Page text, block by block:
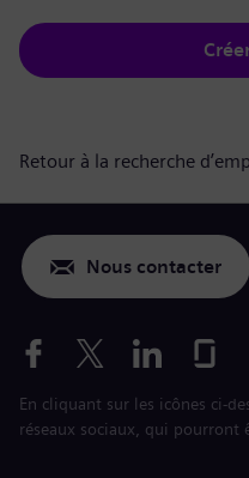
Retour à la recherche
Nous contacter
En cliquant sur les icônes ci-
réseaux sociaux, qui pourront